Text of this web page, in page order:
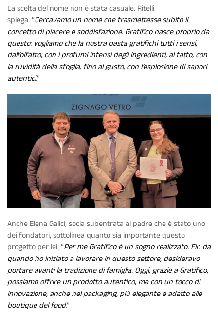
La scelta del nome non è stata casuale. Ritelli
spiega: “Cercavamo un nome che trasmettesse subito il
concetto di piacere e soddisfazione. Gratifico nasce proprio da
questo: vogliamo che la nostra pasta gratifichi tutti i sensi,
dall’olfatto, con i profumi intensi degli ingredienti, al tatto, con
la ruvidità della sfoglia, fino al gusto, con l’esplosione di sapori
autentici.”
Anche Elena Galici, socia subentrata al padre che è stato uno
dei fondatori, sottolinea quanto sia importante questo
progetto per lei: “Per me Gratifico è un sogno realizzato. Fin da
quando ho iniziato a lavorare in questo settore, desideravo
portare avanti la tradizione di famiglia. Oggi, grazie a Gratifico,
possiamo offrire un prodotto autentico, ma con un tocco di
innovazione, anche nel packaging, più elegante e adatto alle
boutique del food.”